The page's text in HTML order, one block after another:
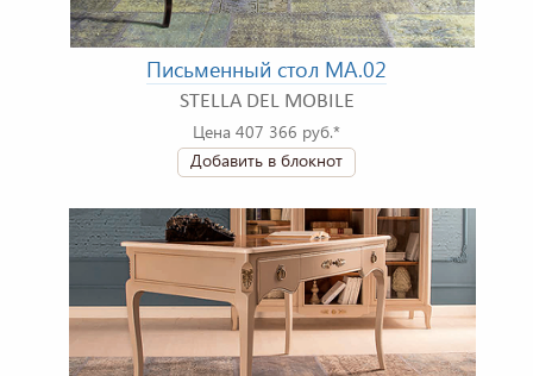
Письменный стол MA.02
STELLA DEL MOBILE
Цена 407 366 руб.*
Добавить в блокнот